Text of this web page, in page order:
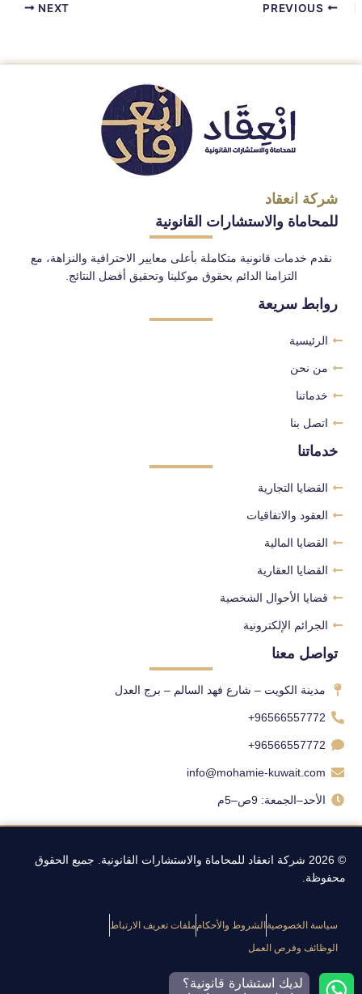
NEXT
شركة انعقاد
للمحاماة والاستشارات القانونية
نقدم خدمات قانونية متكاملة بأعلى معايير الاحترافية والنزاهة، مع
التزامنا الدائم بحقوق موكلينا وتحقيق أفضل النتائج.
روابط سريعة
الرئيسية
من نحن
خدماتنا
اتصل بنا
خدماتنا
القضايا التجارية
العقود والاتفاقيات
القضايا المالية
القضايا العقارية
قضايا الأحوال الشخصية
الجرائم الإلكترونية
تواصل معنا
مدينة الكويت – شارع فهد السالم – برج العدل
96566557772+
96566557772+
info@mohamie-kuwait.com
الأحد–الجمعة: 9ص–5م
© 2026 شركة انعقاد للمحاماة والاستشارات القانونية. جميع الحقوق
محفوظة.
سياسة الخصوصية الشروط والأحكامملفات تعريف الارتباط
الوظائف وفرص العمل
لديك استشارة قانونية؟